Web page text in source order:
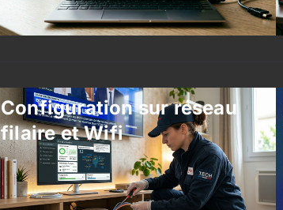
Configuration sur réseau
filaire et Wifi